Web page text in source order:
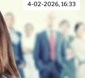
4-02-2026, 16:33